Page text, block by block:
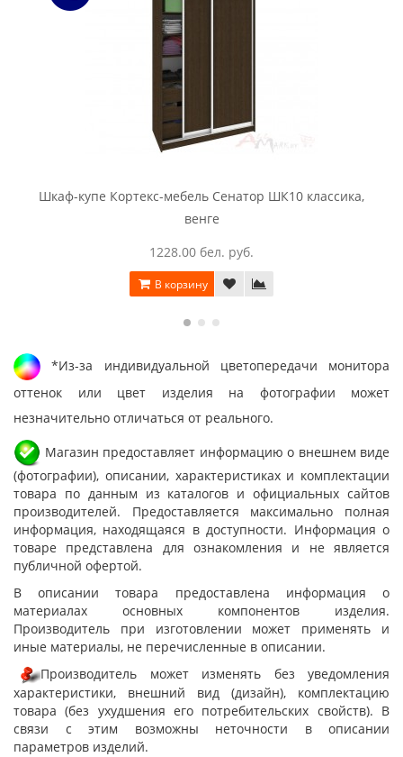
Шкаф-купе Кортекс-мебель Сенатор ШК10 классика,
венге
1228.00 бел. руб.
В корзину
*Из-за индивидуальной цветопередачи монитора
оттенок или цвет изделия на фотографии может
незначительно отличаться от реального.
Магазин предоставляет информацию о внешнем виде
(фотографии), описании, характеристиках и комплектации
товара по данным из каталогов и официальных сайтов
производителей. Предоставляется максимально полная
информация, находящаяся в доступности. Информация о
товаре представлена для ознакомления и не является
публичной офертой.
В описании товара предоставлена информация о
материалах основных компонентов изделия.
Производитель при изготовлении может применять и
иные материалы, не перечисленные в описании.
Производитель может изменять без уведомления
характеристики, внешний вид (дизайн), комплектацию
товара (без ухудшения его потребительских свойств). В
связи с этим возможны неточности в описании
параметров изделий.